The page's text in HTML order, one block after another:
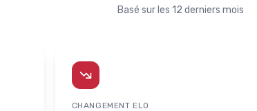
Basé sur les 12 derniers mois
CHANGEMENT ELO